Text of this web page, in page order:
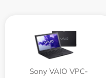
Sony VAIO VPC-